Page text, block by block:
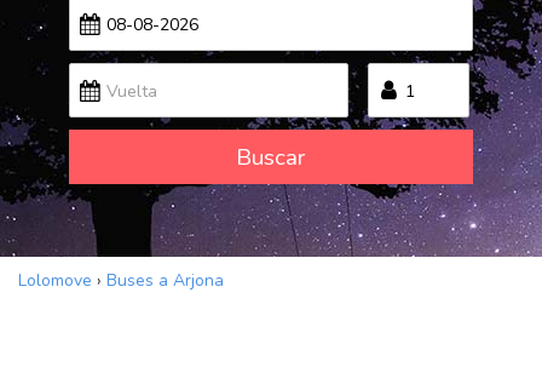
Buscar
Lolomove › Buses a Arjona